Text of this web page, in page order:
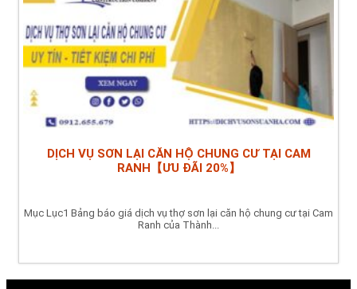
DỊCH VỤ SƠN LẠI CĂN HỘ CHUNG CƯ TẠI CAM
RANH【ƯU ĐÃI 20%】
Mục Lục1 Bảng báo giá dịch vụ thợ sơn lại căn hộ chung cư tại Cam
Ranh của Thành...